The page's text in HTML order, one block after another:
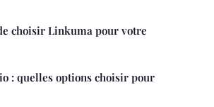
choisir Linkuma pour votre
: quelles options choisir pour